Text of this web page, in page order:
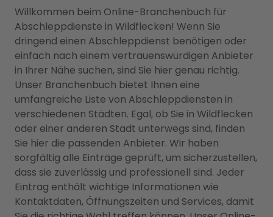
Willkommen beim Online-Branchenbuch für
Abschleppdienste in Wildflecken! Wenn Sie
dringend einen Abschleppdienst benötigen oder
einfach nach einem vertrauenswürdigen Anbieter
in Ihrer Nähe suchen, sind Sie hier genau richtig.
Unser Branchenbuch bietet Ihnen eine
umfangreiche Liste von Abschleppdiensten in
verschiedenen Städten. Egal, ob Sie in Wildflecken
oder einer anderen Stadt unterwegs sind, finden
Sie hier die passenden Anbieter. Wir haben
sorgfältig alle Einträge geprüft, um sicherzustellen,
dass sie zuverlässig und professionell sind. Jeder
Eintrag enthält wichtige Informationen wie
Kontaktdaten, Öffnungszeiten und Services, damit